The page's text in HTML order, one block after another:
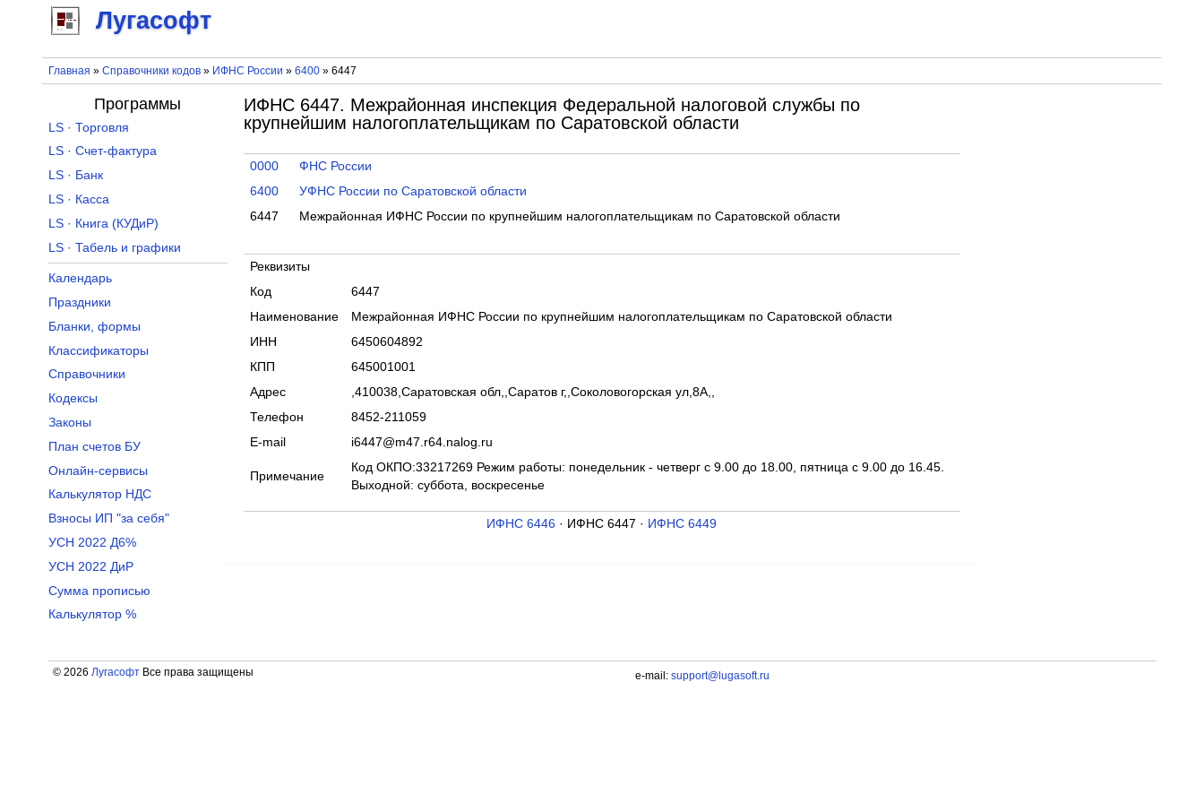
Лугасофт
Главная » Справочники кодов» ИФНС России » 6400» 6447
ИФНС 6447. Межрайонная инспекция Федеральной налоговой службы по
крупнейшим налогоплательщикам по Саратовской области
0000
ФНС России
6400
УФНС России по Саратовской области
6447
Межрайонная ИФНС России по крупнейшим налогоплательщикам по Саратовской области
Реквизиты
Код
6447
Наименование
Межрайонная ИФНС России по крупнейшим налогоплательщикам по Саратовской области
ИНН
6450604892
КПП
645001001
Адрес
,410038,Саратовская обл,,Саратов г,,Соколовогорская ул,8А,,
Телефон
8452-211059
E-mail
i6447@m47.r64.nalog.ru
Примечание
Код ОКПО:33217269 Режим работы: понедельник - четверг с 9.00 до 18.00, пятница с 9.00 до 16.45.
Выходной: суббота, воскресенье
ИФНС 6446 · ИФНС 6447 · ИФНС 6449
Программы
LS · Торговля
LS · Счет-фактура
LS · Банк
LS · Касса
LS · Книга (КУДиР)
LS · Табель и графики
Календарь
Праздники
Бланки, формы
Классификаторы
Справочники
Кодексы
Законы
План счетов БУ
Онлайн-сервисы
Калькулятор НДС
Взносы ИП "за себя"
УСН 2022 Д6%
УСН 2022 ДиР
Сумма прописью
Калькулятор %
© 2026 ЛугасофтВсе права защищены e-mail: support@lugasoft.ru